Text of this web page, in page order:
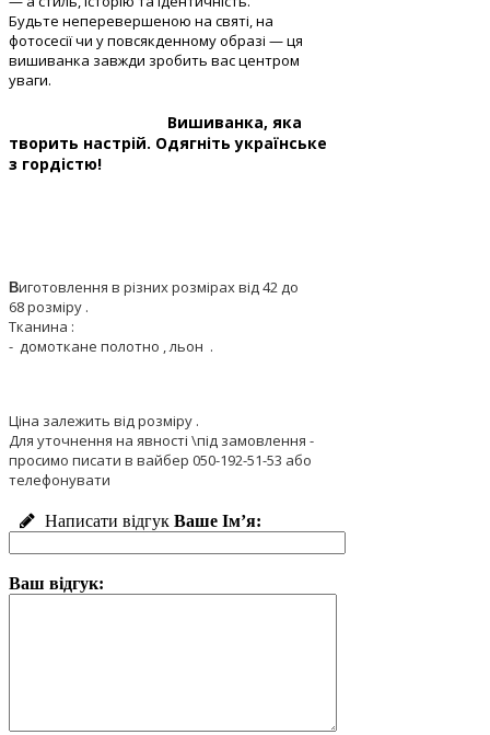
Будьте неперевершеною на святі, на
фотосесії чи у повсякденному образі — ця
вишиванка завжди зробить вас центром
уваги.
Вишиванка, яка
творить настрій. Одягніть українське
з гордістю!
Виготовлення в різних розмірах від 42 до
68 розміру .
Тканина :
- домоткане полотно , льон .
Ціна залежить від розміру .
Для уточнення на явності \під замовлення -
просимо писати в вайбер 050-192-51-53 або
телефонувати
Написати відгук Ваше Ім’я:
Ваш відгук: